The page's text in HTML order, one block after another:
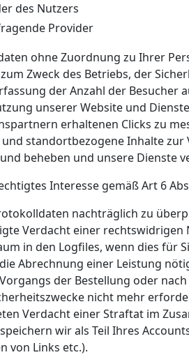
des Nutzers
Provider
ohne Zuordnung zu Ihrer
Zweck des Betriebs, der
der Anzahl der Besucher
unserer Website und
erhaltenen Clicks zu
standortbezogene Inhalte
beheben und unsere Dienste
Interesse gemäß Art 6 Abs.
nachträglich zu
Verdacht einer rechtswidrigen
in den Logfiles, wenn dies für
Abrechnung einer Leistung
der Bestellung oder
nicht mehr
Verdacht einer Straftat im
wir als Teil Ihres
von Links etc.).